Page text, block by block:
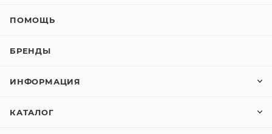
ПОМОЩЬ
БРЕНДЫ
ИНФОРМАЦИЯ
КАТАЛОГ